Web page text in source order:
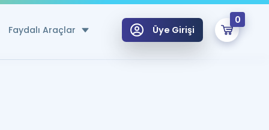
Faydalı Araçlar Üye Girişi
0